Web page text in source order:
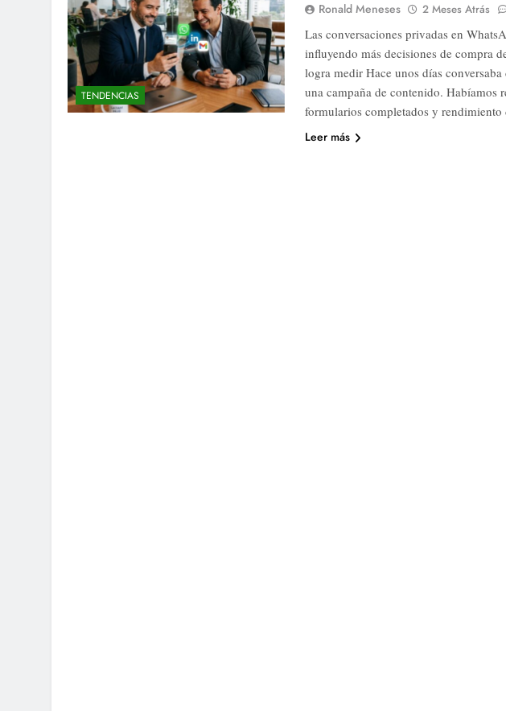
TENDENCIAS
Ronald Meneses 2 Meses Atrás
Las conversaciones privadas en
influyendo más decisiones de compra
logra medir Hace unos días
una campaña de contenido. Habíamos
formularios completados y
Leer más